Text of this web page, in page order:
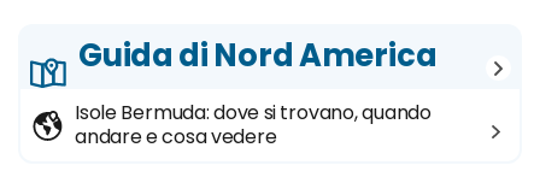
Guida di Nord America
Isole Bermuda: dove si trovano, quando
andare e cosa vedere